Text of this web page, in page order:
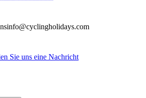
info@cyclingholidays.com
Sie uns eine Nachricht